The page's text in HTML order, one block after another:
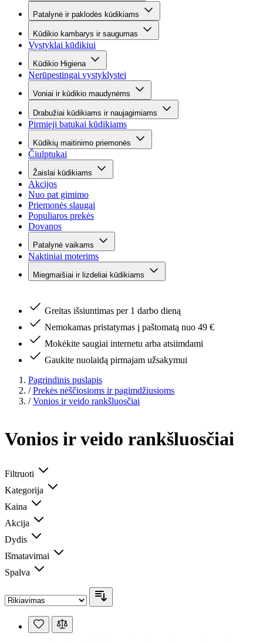
Patalynė ir paklodės kūdikiams
Kūdikio kambarys ir saugumas
Vystyklai kūdikiui
Kūdikio Higiena
Nerūpestingai vystyklystei
Voniai ir kūdikio maudynėms
Drabužiai kūdikiams ir naujagimiams
Pirmieji batukai kūdikiams
Kūdikių maitinimo priemonės
Čiulptukai
Žaislai kūdikiams
Akcijos
Nuo pat gimimo
Priemonės slaugai
Populiaros prekės
Dovanos
Patalynė vaikams
Naktiniai moterims
Miegmaišiai ir lizdeliai kūdikiams
Greitas išsiuntimas per 1 darbo dieną
Nemokamas pristatymas į paštomatą nuo 49 €
Mokėkite saugiai internetu arba atsiimdami
Gaukite nuolaidą pirmajam užsakymui
Pagrindinis puslapis
/ Prekės nėščiosioms ir pagimdžiusioms
/ Vonios ir veido rankšluosčiai
Vonios ir veido rankšluosčiai
Filtruoti
Kategorija
Kaina
Akcija
Dydis
Išmatavimai
Spalva